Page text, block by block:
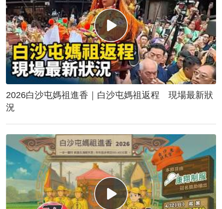
2026白沙屯媽祖進香｜白沙屯媽祖返程 現場最新狀
況